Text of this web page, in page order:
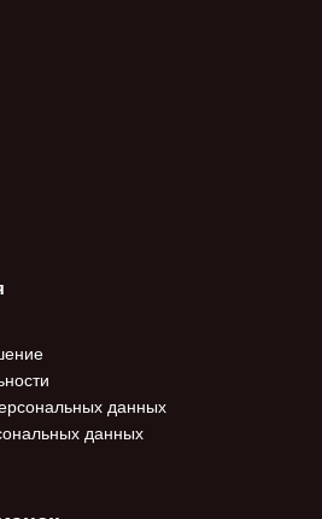
данных
данных